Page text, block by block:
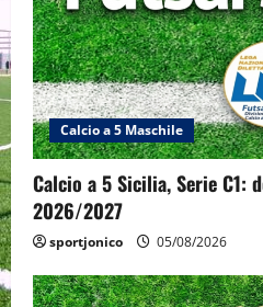
Calcio a 5 Maschile
Calcio a 5 Sicilia, Serie
2026/2027
sportjonico 05/08/2026